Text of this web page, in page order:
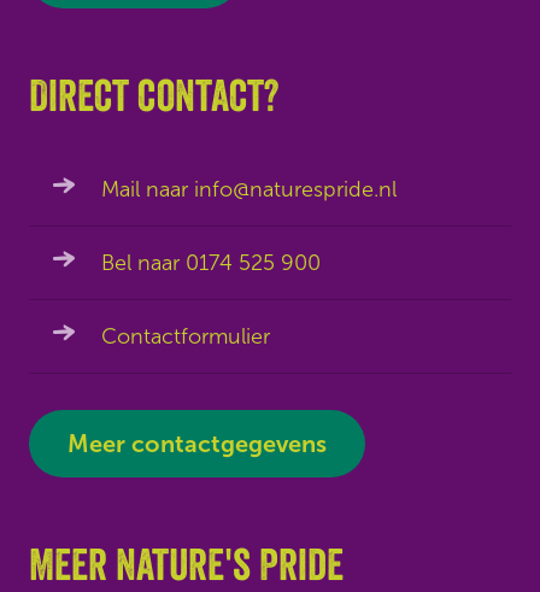
Direct contact?
Mail naar info@naturespride.nl
Bel naar 0174 525 900
Contactformulier
Meer contactgegevens
Meer Nature's Pride